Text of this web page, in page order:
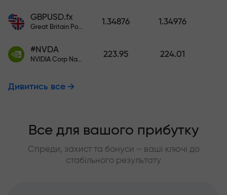
GBPUSD.fx
Great Britain Pound vs US Dollar
1.34876 1.34976
#NVDA
NVIDIA Corp Nasdaq Stock Exchange (Nasdaq) USD
223.95 224.01
Дивитись все
Все для вашого прибутку
Спреди, захист та бонуси – ваші ключі до
стабільного результату